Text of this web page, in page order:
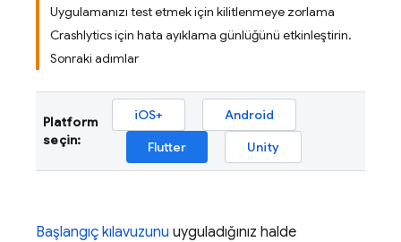
Uygulamanızı test etmek için kilitlenmeye zorlama
Crashlytics için hata ayıklama günlüğünü etkinleştirin.
Sonraki adımlar
Platform
seçin:
iOS+
Android
Flutter
Unity
Başlangıç kılavuzunu uyguladığınız halde